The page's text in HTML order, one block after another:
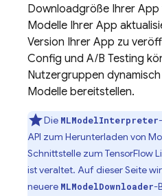
Downloadgröße Ihrer
Modelle Ihrer App
Version Ihrer App zu
Config und A/B Testing
Nutzergruppen
Modelle bereitstellen.
Die MLModelInterpreter
API zum Herunterladen von
Schnittstelle zum TensorFlow
ist veraltet. Auf dieser Seite
neuere MLModelDownloader-